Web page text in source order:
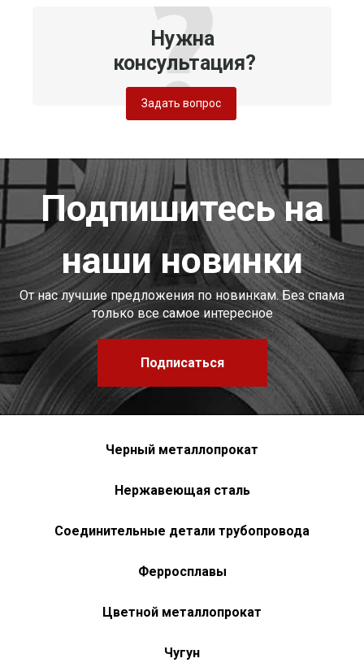
Нужна
консультация?
Задать вопрос
Подпишитесь на
наши новинки
От нас лучшие предложения по новинкам. Без спама
только все самое интересное
Подписаться
Черный металлопрокат
Нержавеющая сталь
Соединительные детали трубопровода
Ферросплавы
Цветной металлопрокат
Чугун